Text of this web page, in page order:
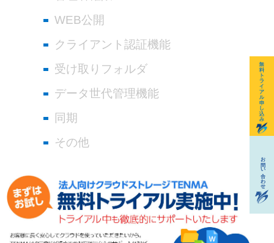
WEB公開
クライアント認証機能
受け取りフォルダ
データ世代管理機能
同期
その他